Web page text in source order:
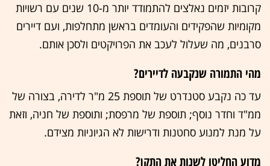
קרובות יזמים נאלצים להתמודד יותר מ-10 שנים עם רשויות
מקומיות שהפקידים והעומדים בראשן מתחלפות, ועם דיירים
סרבנים, מה שעלול לעכב את הפרויקטים ולסכן אותם.
מהי התמורה שנקבעה לדיירים?
עד כה נקבע סטנדרט של תוספת 25 מ"ר לדירה, בצורה של
ממ"ד וחדר נוסף; תוספת של מרפסת; ותוספת של חניה, וזאת
על מנת למנוע סחטנות ודרישות לא הגיוניות מצידם.
מדוע החליטו לשנות את התקן?